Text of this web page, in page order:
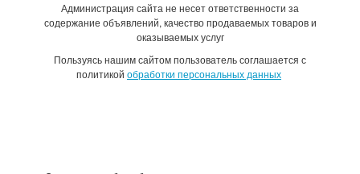
Администрация сайта не несет ответственности за
содержание объявлений, качество продаваемых товаров и
оказываемых услуг
Пользуясь нашим сайтом пользователь соглашается с
политикой обработки персональных данных